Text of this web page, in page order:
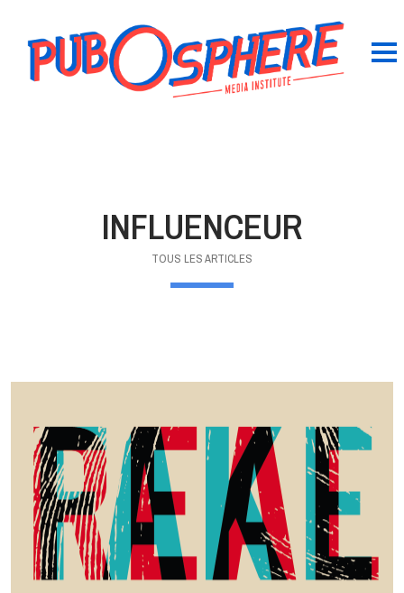
INFLUENCEUR
TOUS LES ARTICLES